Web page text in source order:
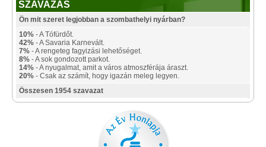
SZAVAZÁS
Ön mit szeret legjobban a szombathelyi nyárban?
10% - A Tófürdőt.
42% - A Savaria Karnevált.
7% - A rengeteg fagyizási lehetőséget.
8% - A sok gondozott parkot.
14% - A nyugalmat, amit a város atmoszférája áraszt.
20% - Csak az számít, hogy igazán meleg legyen.
Összesen 1954 szavazat